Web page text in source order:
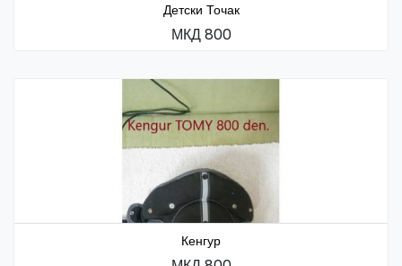
Детски Точак
МКД 800
Кенгур